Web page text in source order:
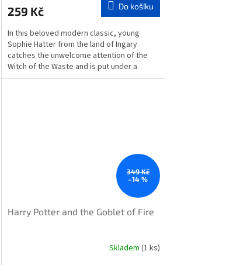
259 Kč Do košíku
In this beloved modern classic, young
Sophie Hatter from the land of Ingary
catches the unwelcome attention of the
Witch of the Waste and is put under a
spell... Deciding she...
349 Kč
–14 %
Harry Potter and the Goblet of Fire
Skladem (1 ks)